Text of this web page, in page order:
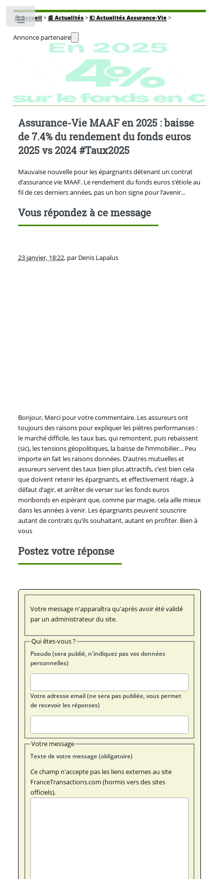
🏠Accueil > 📰 Actualités> 💶 Actualités Assurance-Vie>
Annonce partenaire
Assurance-Vie MAAF en 2025 : baisse
de 7.4% du rendement du fonds euros
2025 vs 2024 #Taux2025
Mauvaise nouvelle pour les épargnants détenant un contrat
d’assurance vie MAAF. Le rendement du fonds euros s’étiole au
fil de ces derniers années, pas un bon signe pour l’avenir...
Vous répondez à ce message
23 janvier, 18:22, par Denis Lapalus
Bonjour, Merci pour votre commentaire. Les assureurs ont
toujours des raisons pour expliquer les piètres performances :
le marché difficile, les taux bas, qui remontent, puis rebaissent
(sic), les tensions géopolitiques, la baisse de l’immobilier... Peu
importe en fait les raisons données. D’autres mutuelles et
assureurs servent des taux bien plus attractifs, c’est bien cela
que doivent retenir les épargnants, et effectivement réagir, à
défaut d’agir, et arrêter de verser sur les fonds euros
moribonds en espérant que, comme par magie, cela aille mieux
dans les années à venir. Les épargnants peuvent souscrire
autant de contrats qu’ils souhaitant, autant en profiter. Bien à
vous
Postez votre réponse
Votre message n'apparaîtra qu'après avoir été validé
par un administrateur du site.
Qui êtes-vous ?
Pseudo (sera publié, n'indiquez pas vos données
personnelles)
Votre adresse email (ne sera pas publiée, vous permet
de recevoir les réponses)
Votre message
Texte de votre message (obligatoire)
Ce champ n'accepte pas les liens externes au site
FranceTransactions.com (hormis vers des sites
officiels).
Toggle